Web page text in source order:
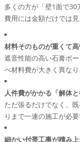
多くの方が「壁1面で
費用には金額だけでは
材料そのものが重くて
遮音性能の高い石膏ボ
べ材料費が大きく異なり
人件費がかかる「解体
ただ張るだけでなく、
りまで一連の施工が必要
細かい付帯工事が積み